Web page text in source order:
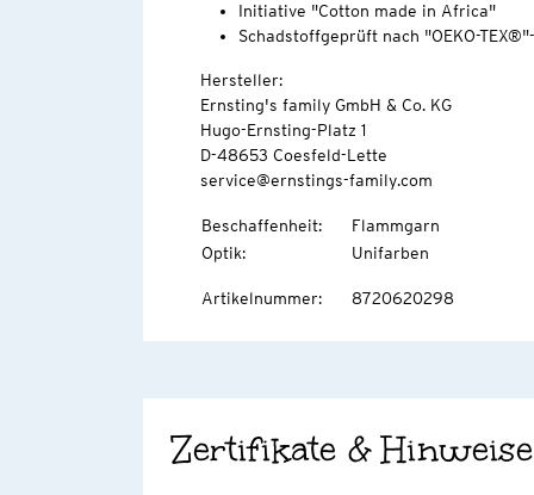
Initiative "Cotton made in Africa"
Schadstoffgeprüft nach "OEKO-
Hersteller:
Ernsting's family GmbH & Co. KG
Hugo-Ernsting-Platz 1
D-48653 Coesfeld-Lette
service@ernstings-family.com
Beschaffenheit:
Flammgarn
Optik: Unifarben
Artikelnummer: 8720620298
Zertifikate & Hinweise